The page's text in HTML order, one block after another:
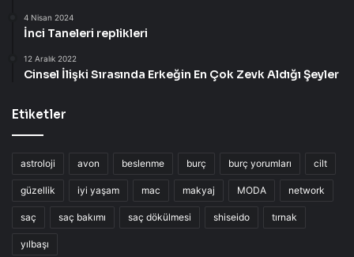
4 Nisan 2024
İnci Taneleri replikleri
12 Aralık 2022
Cinsel İlişki Sırasında Erkeğin En Çok Zevk Aldığı Şeyler
Etiketler
astroloji avon beslenme burç burç yorumları cilt
güzellik iyi yaşam mac makyaj MODA network
saç saç bakımı saç dökülmesi shiseido tırnak
yılbaşı